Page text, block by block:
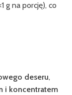
g na porcję), co
deseru,
i koncentratem